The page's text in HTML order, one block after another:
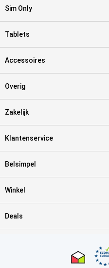
Sim Only
Tablets
Accessoires
Overig
Zakelijk
Klantenservice
Belsimpel
Winkel
Deals